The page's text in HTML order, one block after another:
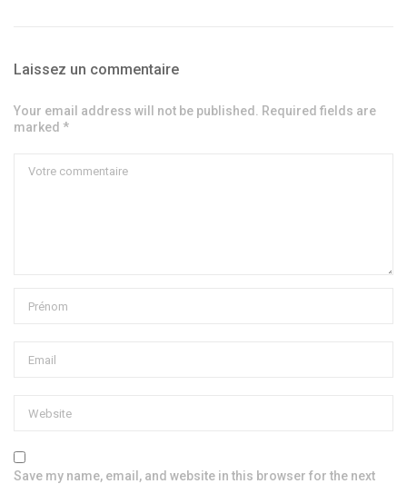
Laissez un commentaire
Your email address will not be published. Required fields are
marked *
Save my name, email, and website in this browser for the next